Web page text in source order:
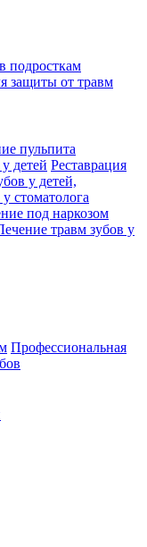
подросткам
защиты от травм
пульпита
детей Реставрация
у детей,
стоматолога
под наркозом
травм зубов у
Профессиональная